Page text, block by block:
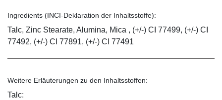
Ingredients (INCI-Deklaration der Inhaltsstoffe):
Talc, Zinc Stearate, Alumina, Mica , (+/-) CI 77499, (+/-) CI
77492, (+/-) CI 77891, (+/-) CI 77491
Weitere Erläuterungen zu den Inhaltsstoffen:
Talc: